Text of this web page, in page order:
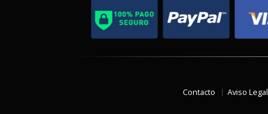
Contacto Aviso Legal